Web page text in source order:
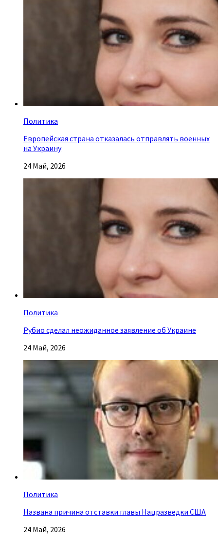
Политика
Европейская страна отказалась отправлять военных
на Украину
24 Май, 2026
Политика
Рубио сделал неожиданное заявление об Украине
24 Май, 2026
Политика
Названа причина отставки главы Нацразведки США
24 Май, 2026